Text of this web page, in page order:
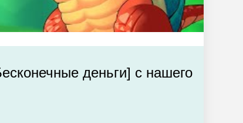
деньги] с нашего